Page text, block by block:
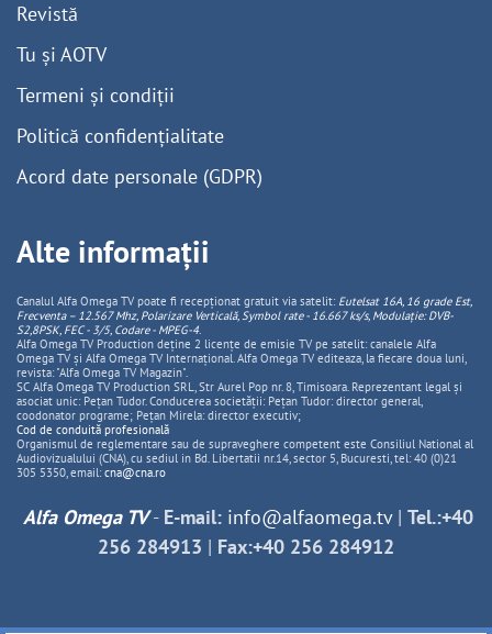
Revistă
Tu și AOTV
Termeni și condiții
Politică confidențialitate
Acord date personale (GDPR)
Alte informații
Canalul Alfa Omega TV poate fi recepționat gratuit via satelit: Eutelsat 16A, 16 grade Est,
Frecventa – 12.567 Mhz, PolarizareVerticală, Symbol rate - 16.667 ks/s, Modulație: DVB-
S2,8PSK, FEC - 3/5, Codare - MPEG-4.
Alfa Omega TV Production deține 2 licențe de emisie TV pe satelit: canalele Alfa
Omega TV și Alfa Omega TV Internațional. Alfa Omega TV editeaza, la fiecare doua luni,
revista: "Alfa Omega TV Magazin".
SC Alfa Omega TV Production SRL, Str Aurel Pop nr. 8, Timisoara. Reprezentant legal și
asociat unic: Pețan Tudor. Conducerea societății: Pețan Tudor: director general,
coodonator programe; Pețan Mirela: director executiv;
Cod de conduită profesională
Organismul de reglementare sau de supraveghere competent este Consiliul National al
Audiovizualului (CNA), cu sediul in Bd. Libertatii nr.14, sector 5, Bucuresti, tel: 40 (0)21
305 5350, email: cna@cna.ro
Alfa Omega TV- E-mail: info@alfaomega.tv| Tel.:+40
256 284913 | Fax:+40 256 284912